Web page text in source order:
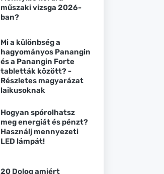
műszaki vizsga 2026-
ban?
Mi a különbség a
hagyományos Panangin
és a Panangin Forte
tabletták között? -
Részletes magyarázat
laikusoknak
Hogyan spórolhatsz
meg energiát és pénzt?
Használj mennyezeti
LED lámpát!
20 Dolog amiért